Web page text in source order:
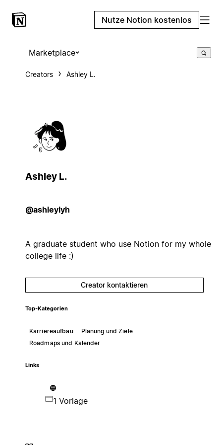
Nutze Notion kostenlos
Marketplace
Creators Ashley L.
Ashley L.
@ashleylyh
A graduate student who use Notion for my whole
college life :)
Creator kontaktieren
Top-Kategorien
Karriereaufbau
Planung und Ziele
Roadmaps und Kalender
Links
1 Vorlage